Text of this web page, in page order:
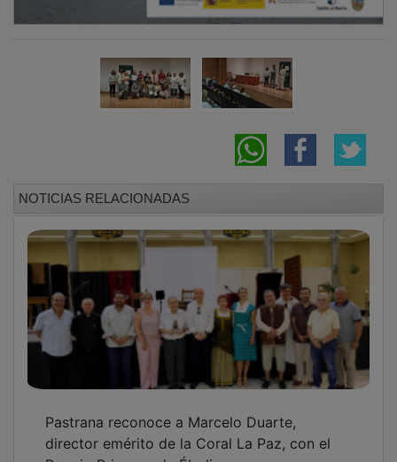
director emérito de la Coral La Paz, con el
Premio Princesa de Éboli